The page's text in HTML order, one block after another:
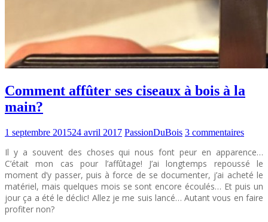
Comment affûter ses ciseaux à bois à la
main?
1 septembre 201524 avril 2017 PassionDuBois 3 commentaires
Il y a souvent des choses qui nous font peur en apparence…
C’était mon cas pour l’affûtage! J’ai longtemps repoussé le
moment d’y passer, puis à force de se documenter, j’ai acheté le
matériel, mais quelques mois se sont encore écoulés… Et puis un
jour ça a été le déclic! Allez je me suis lancé… Autant vous en faire
profiter non?